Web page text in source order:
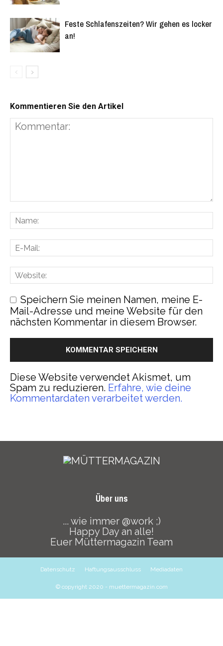
Feste Schlafenszeiten? Wir gehen es locker
an!
Kommentieren Sie den Artikel
Speichern Sie meinen Namen, meine E-
Mail-Adresse und meine Website für den
nächsten Kommentar in diesem Browser.
Diese Website verwendet Akismet, um
Spam zu reduzieren. Erfahre, wie deine
Kommentardaten verarbeitet werden.
Über uns
... wie immer @work ;)
Happy Day an alle!
Euer Müttermagazin Team
Datenschutz Haftungsausschluss Mediadaten
© copyright 2020 - muettermagazin.com